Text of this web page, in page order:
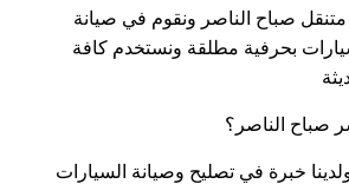
صباح الناصر ونقوم في صيانة
بحرفية مطلقة ونستخدم كافة
صباح الناصر؟
ولدينا خبرة في تصليح وصيانة السيارات